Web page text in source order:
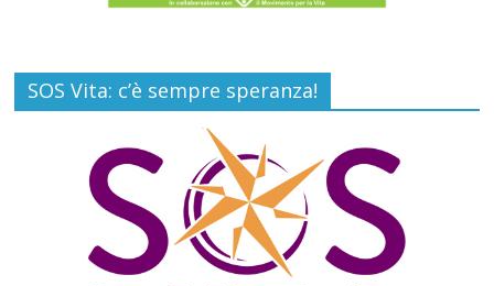
SOS Vita: c’è sempre speranza!